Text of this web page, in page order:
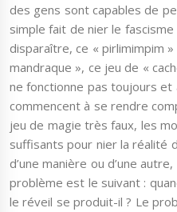
des gens sont capables de
simple fait de nier le
disparaître, ce « pirlimimpim
mandraque », ce jeu de «
ne fonctionne pas toujours et
commencent à se rendre
jeu de magie très faux, les
suffisants pour nier la réalité
d’une manière ou d’une
problème est le suivant :
le réveil se produit-il ? Le